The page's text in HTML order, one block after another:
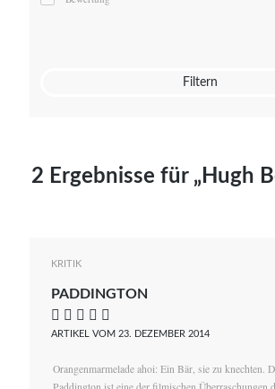
Mato von Vogelstein
Filtern
2 Ergebnisse für „Hugh
KRITIK
PADDINGTON
    
ARTIKEL VOM 23. DEZEMBER 2014
Orangenmarmelade ahoi: Ein Bär, sie zu knechten.